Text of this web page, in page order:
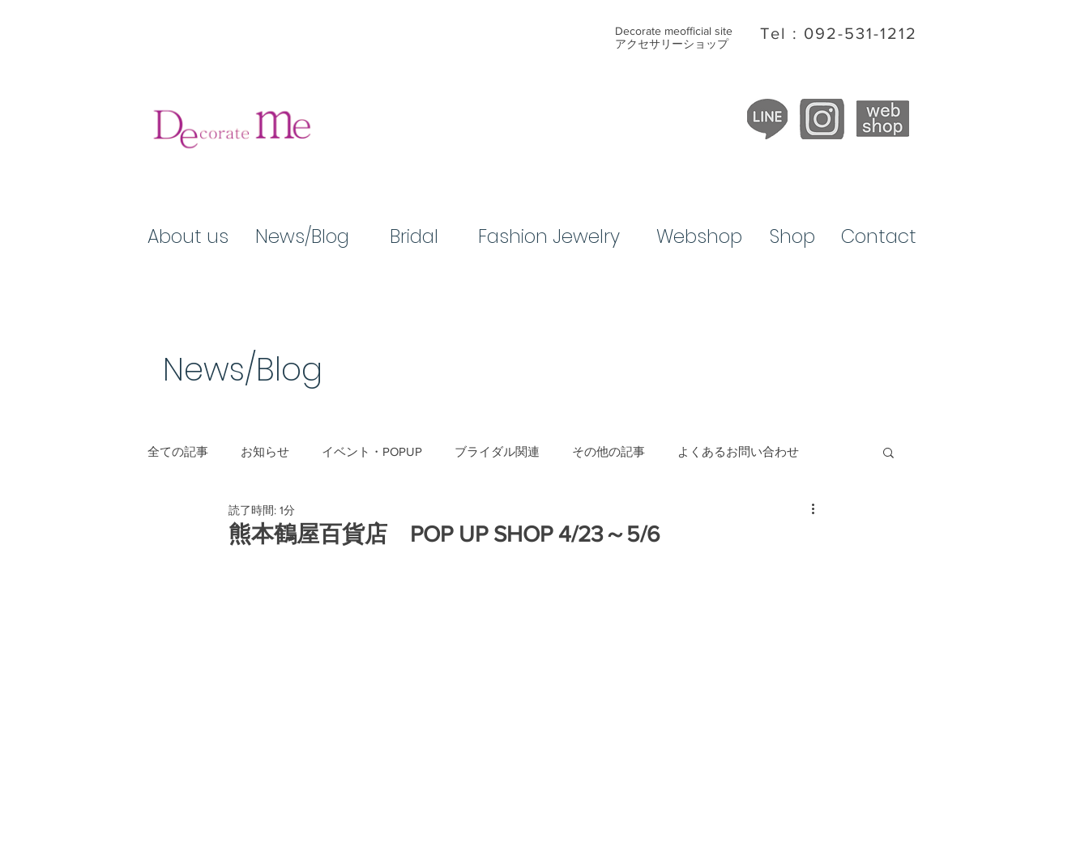
​Decorate meofficial site
アクセサリーショップ
Tel : 092-531-1212
About us News/Blog​ Bridal​ ​Fashion Jewelry Webshop ​Shop Contact
News/Blog​
全ての記事 お知らせ イベント・POPUP ブライダル関連 その他の記事 よくあるお問い合わせ
手作り結婚指輪
熊本鶴屋百貨店 POP UP SHOP 4/23～5/6
読了時間: 1分